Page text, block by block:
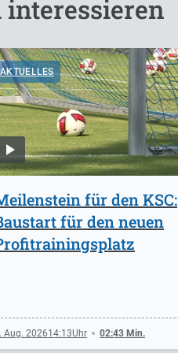
interessieren
AKTUELLES
für den KSC:
für den neuen
Aug. 202614:13 02:43 Min.